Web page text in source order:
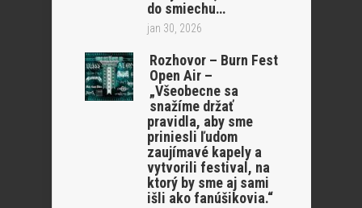
do smiechu…
jan 30, 2026
Rozhovor – Burn Fest
Open Air –
„Všeobecne sa
snažíme držať
pravidla, aby sme
priniesli ľudom
zaujímavé kapely a
vytvorili festival, na
ktorý by sme aj sami
išli ako fanúšikovia.“